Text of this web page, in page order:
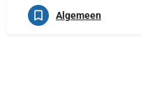
Algemeen